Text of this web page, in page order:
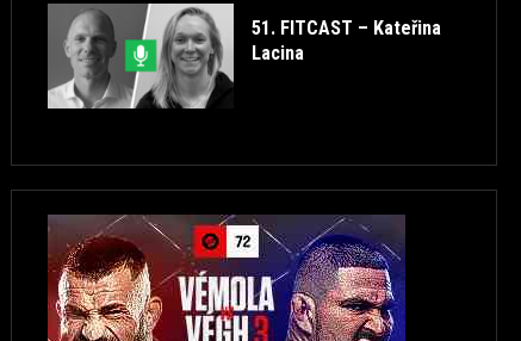
51. FITCAST – Kateřina
Lacina